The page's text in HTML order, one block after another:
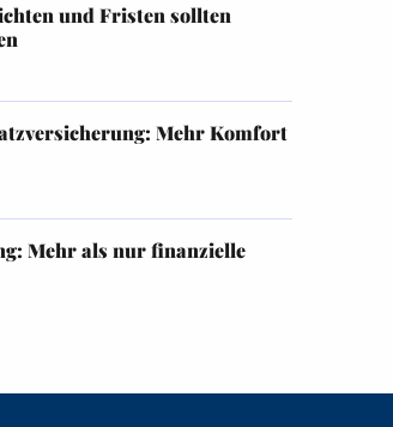
und Fristen sollten
Mehr Komfort
Mehr als nur finanzielle